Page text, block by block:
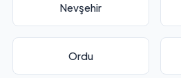
Nevşehir
Ordu